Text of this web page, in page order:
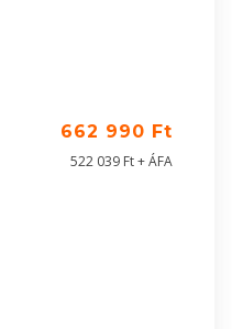
662 990 Ft
522 039 Ft + ÁFA